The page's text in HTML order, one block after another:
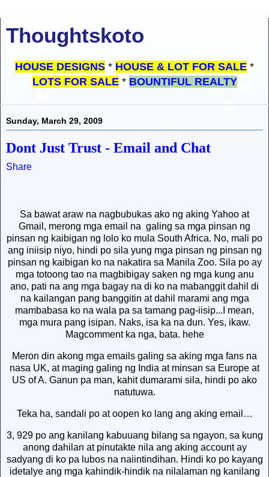
Thoughtskoto
HOUSE DESIGNS * HOUSE & LOT FOR SALE *
LOTS FOR SALE * BOUNTIFUL REALTY
Sunday, March 29, 2009
Dont Just Trust - Email and Chat
Share
Sa bawat araw na nagbubukas ako ng aking Yahoo at
Gmail, merong mga email na galing sa mga pinsan ng
pinsan ng kaibigan ng lolo ko mula South Africa. No, mali po
ang iniisip niyo, hindi po sila yung mga pinsan ng pinsan ng
pinsan ng kaibigan ko na nakatira sa Manila Zoo. Sila po ay
mga totoong tao na magbibigay saken ng mga kung anu
ano, pati na ang mga bagay na di ko na mabanggit dahil di
na kailangan pang banggitin at dahil marami ang mga
mambabasa ko na wala pa sa tamang pag-iisip...I mean,
mga mura pang isipan. Naks, isa ka na dun. Yes, ikaw.
Magcomment ka nga, bata. hehe
Meron din akong mga emails galing sa aking mga fans na
nasa UK, at maging galing ng India at minsan sa Europe at
US of A. Ganun pa man, kahit dumarami sila, hindi po ako
natutuwa.
Teka ha, sandali po at oopen ko lang ang aking email…
3, 929 po ang kanilang kabuuang bilang sa ngayon, sa kung
anong dahilan at pinutakte nila ang aking account ay
sadyang di ko pa lubos na naiintindihan. Hindi ko po kayang
idetalye ang mga kahindik-hindik na nilalaman ng kanilang